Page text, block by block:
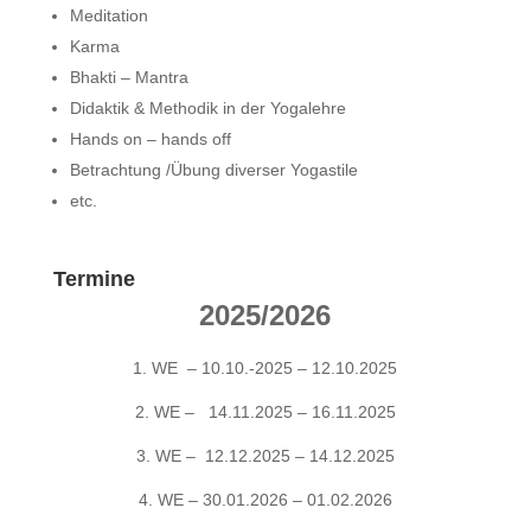
Meditation
Karma
Bhakti – Mantra
Didaktik & Methodik in der Yogalehre
Hands on – hands off
Betrachtung /Übung diverser Yogastile
etc.
Termine
2025/2026
1. WE – 10.10.-2025 – 12.10.2025
2. WE – 14.11.2025 – 16.11.2025
3. WE – 12.12.2025 – 14.12.2025
4. WE – 30.01.2026 – 01.02.2026